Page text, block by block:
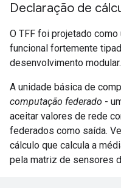
Declaração de
O TFF foi projetado
funcional fortemente
desenvolvimento modular.
A unidade básica de
computação federado -
aceitar valores de rede
federados como saída.
cálculo que calcula a
pela matriz de sensores